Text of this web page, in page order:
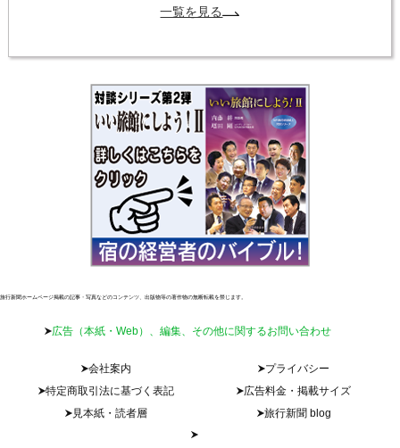
一覧を見る
旅行新聞ホームページ掲載の記事・写真などのコンテンツ、出版物等の著作物の無断転載を禁じます。
広告（本紙・Web）、編集、その他に関するお問い合わせ
会社案内
プライバシー
特定商取引法に基づく表記
広告料金・掲載サイズ
見本紙・読者層
旅行新聞 blog